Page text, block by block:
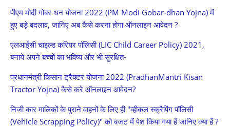
पीएम मोदी गोबर-धन योजना 2022 (PM Modi Gobar-dhan Yojna) में
हुए बड़े बदलाव, जानिए अब कैसे करना होगा ऑनलाइन आवेदन ?
एलआईसी चाइल्ड करियर पॉलिसी (LIC Child Career Policy) 2021,
बनाये अपने बच्चों का भविष्य और भी सुरक्षित-
प्रधानमंत्री किसान ट्रैक्टर योजना 2022 (PradhanMantri Kisan
Tractor Yojna) कैसे करे ऑनलाइन आवेदन?
निजी कार मालिकों के पुराने वाहनों के लिए ही "व्हीकल स्क्रैपिंग पॉलिसी
(Vehicle Scrapping Policy)" को बजट में पेश किया गया हैं जानिए क्या हैं ?